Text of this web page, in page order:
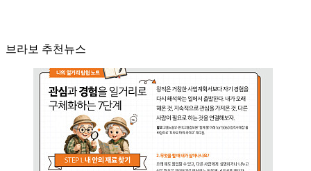
브라보 추천뉴스